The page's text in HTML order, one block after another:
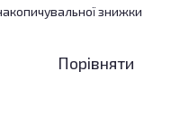
знижки
Порівняти